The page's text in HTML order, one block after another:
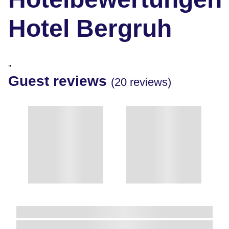
Hotel Bergruh
"
Guest reviews (20 reviews)